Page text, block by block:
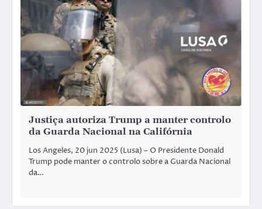
Justiça autoriza Trump a manter controlo
da Guarda Nacional na Califórnia
Los Angeles, 20 jun 2025 (Lusa) – O Presidente Donald
Trump pode manter o controlo sobre a Guarda Nacional
da…